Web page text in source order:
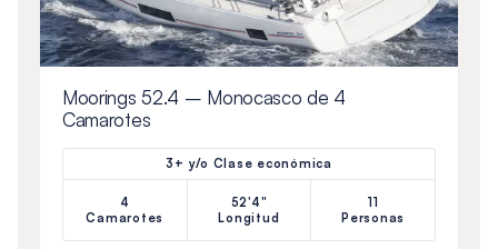
Moorings 52.4 – Monocasco de 4
Camarotes
3+ y/o Clase económica
4
Camarotes
52'4"
Longitud
11
Personas